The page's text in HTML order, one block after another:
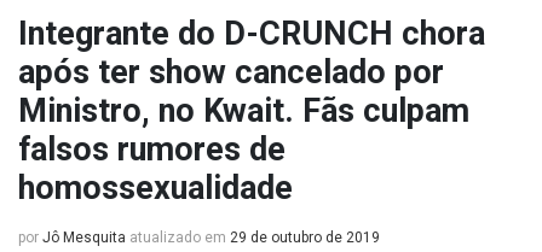
Integrante do D-CRUNCH chora
após ter show cancelado por
Ministro, no Kwait. Fãs culpam
falsos rumores de
homossexualidade
por Jô Mesquita atualizado em 29 de outubro de 2019